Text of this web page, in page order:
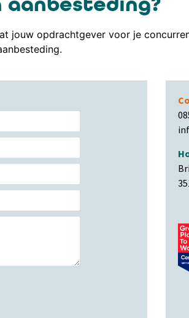
jouw opdrachtgever voor je